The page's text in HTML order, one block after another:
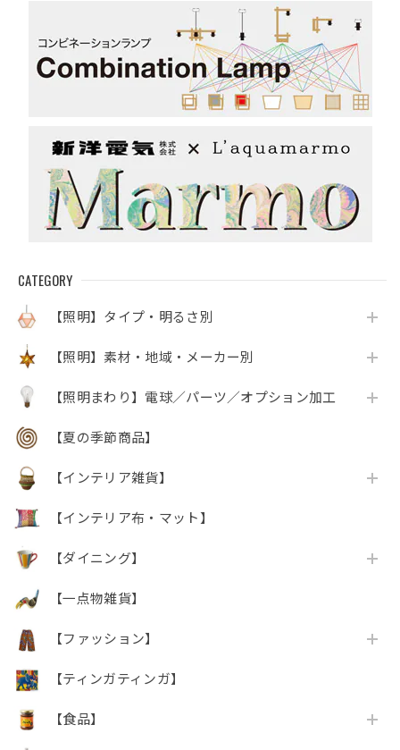
CATEGORY
【照明】タイプ・明るさ別
【照明】素材・地域・メーカー別
【照明まわり】電球／パーツ／オプション加工
【夏の季節商品】
【インテリア雑貨】
【インテリア布・マット】
【ダイニング】
【一点物雑貨】
【ファッション】
【ティンガティンガ】
【食品】